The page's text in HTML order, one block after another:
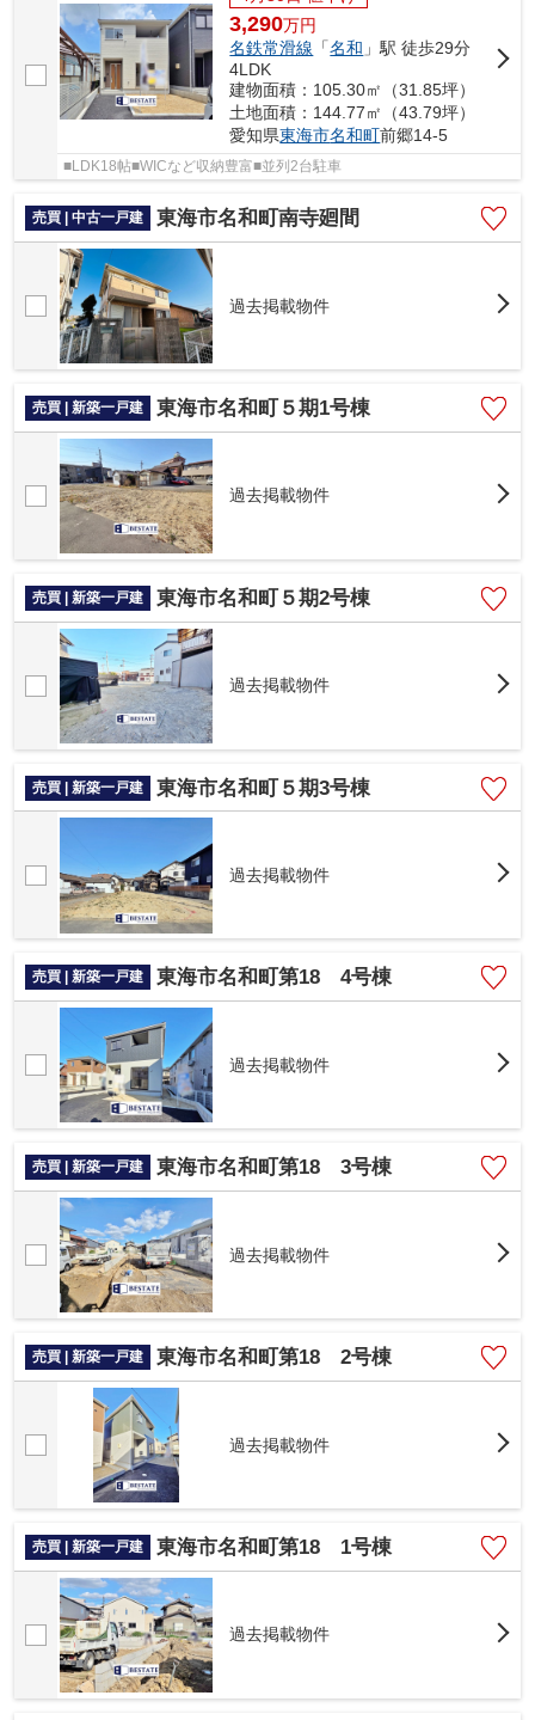
3,290万円
名鉄常滑線 「名和 」駅 徒歩29分
4LDK
建物面積：105.30㎡（31.85坪）
土地面積：144.77㎡（43.79坪）
愛知県東海市名和町前郷14-5
■LDK18帖■WICなど収納豊富■並列2台駐車
売買 | 中古一戸建 東海市名和町南寺廻間
過去掲載物件
売買 | 新築一戸建 東海市名和町５期1号棟
過去掲載物件
売買 | 新築一戸建 東海市名和町５期2号棟
過去掲載物件
売買 | 新築一戸建 東海市名和町５期3号棟
過去掲載物件
売買 | 新築一戸建 東海市名和町第18 4号棟
過去掲載物件
売買 | 新築一戸建 東海市名和町第18 3号棟
過去掲載物件
売買 | 新築一戸建 東海市名和町第18 2号棟
過去掲載物件
売買 | 新築一戸建 東海市名和町第18 1号棟
過去掲載物件